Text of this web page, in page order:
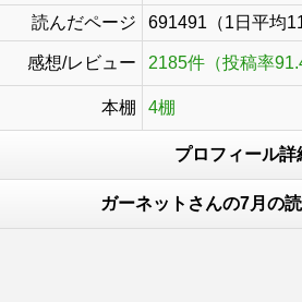
読んだページ
691491（1日平均
感想/レビュー 2185件（投稿率
本棚 4棚
プロフィール詳
ガーネットさんの7月の